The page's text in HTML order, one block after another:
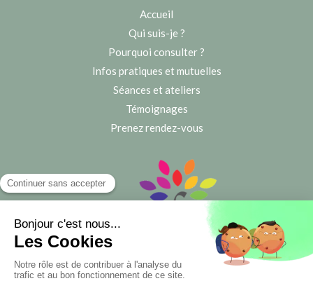
Accueil
Qui suis-je ?
Pourquoi consulter ?
Infos pratiques et mutuelles
Séances et ateliers
Témoignages
Prenez rendez-vous